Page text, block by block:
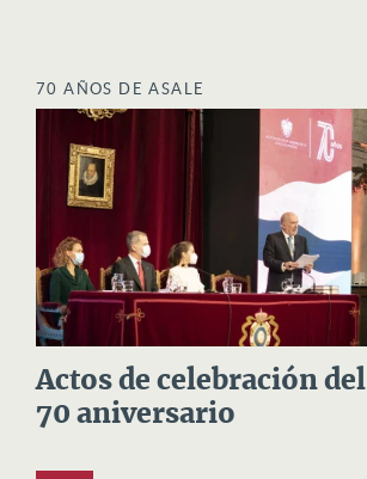
70 AÑOS DE ASALE
Actos de celebración del
70 aniversario